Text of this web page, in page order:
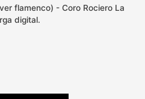
flamenco) - Coro Rociero La
digital.